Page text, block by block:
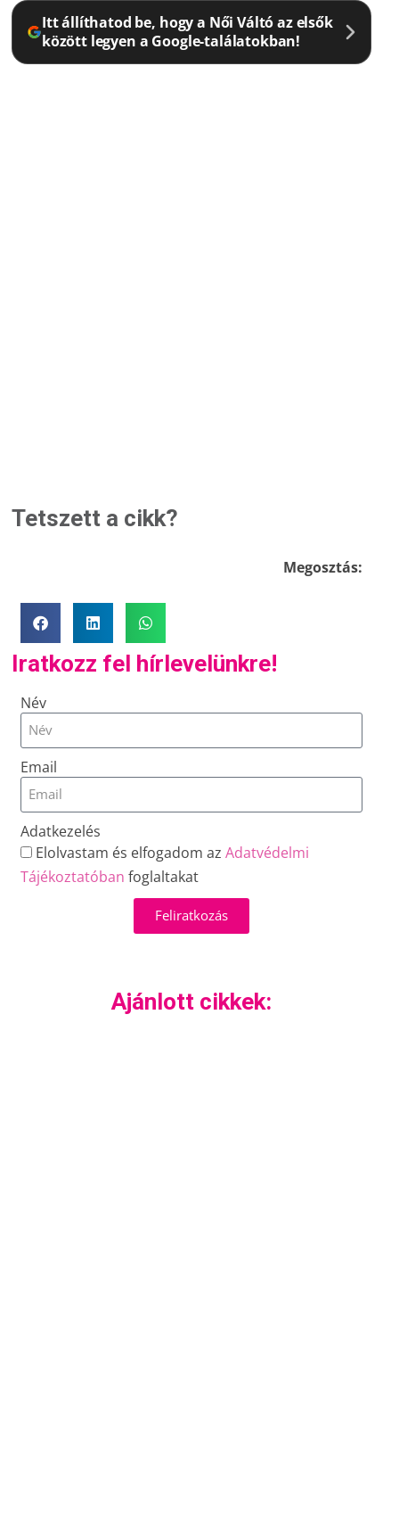
Itt állíthatod be, hogy a Női Váltó az elsők
között legyen a Google-találatokban!
Tetszett a cikk?
Megosztás:
Iratkozz fel hírlevelünkre!
Név
Email
Adatkezelés
Elolvastam és elfogadom azAdatvédelmi
Tájékoztatóban foglaltakat
Feliratkozás
Ajánlott cikkek: